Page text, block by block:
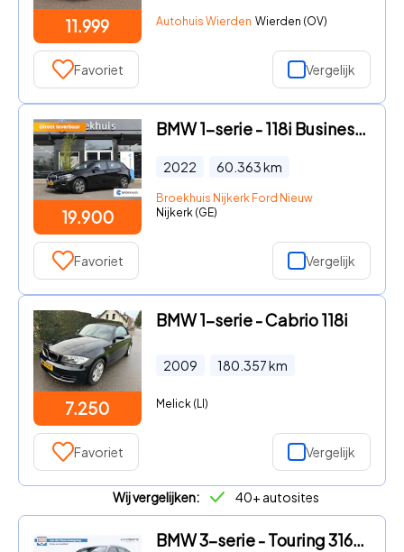
11.999 Autohuis Wierden Wierden (OV)
Favoriet Vergelijk
19.900
BMW 1-serie - 118i Business Edition | PARKEERSENSOREN V+A | APPLE CARPLAY
2022 60.363km
Broekhuis Nijkerk Ford Nieuw
Nijkerk (GE)
Favoriet Vergelijk
7.250
BMW 1-serie - Cabrio 118i
2009 180.357km
Melick (LI)
Favoriet Vergelijk
Wij vergelijken: 40+ autosites
BMW 3-serie - Touring 316i High Executive | Incl. 12 maanden garantie | Cr